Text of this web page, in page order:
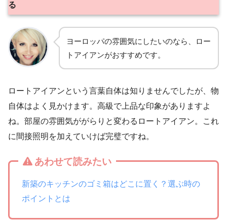
る
ヨーロッパの雰囲気にしたいのなら、ロー
トアイアンがおすすめです。
ロートアイアンという言葉自体は知りませんでしたが、物
自体はよく見かけます。高級で上品な印象がありますよ
ね。部屋の雰囲気ががらりと変わるロートアイアン。これ
に間接照明を加えていけば完璧ですね。
あわせて読みたい
新築のキッチンのゴミ箱はどこに置く？選ぶ時の
ポイントとは